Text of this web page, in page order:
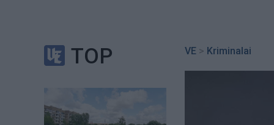
TOP VE > Kriminalai